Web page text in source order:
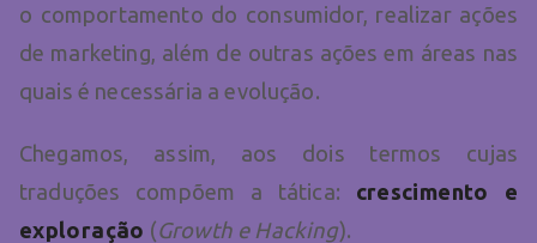
o comportamento do consumidor, realizar ações
de marketing, além de outras ações em áreas nas
quais é necessária a evolução.
Chegamos, assim, aos dois termos cujas
traduções compõem a tática: crescimento e
exploração (Growth e Hacking).